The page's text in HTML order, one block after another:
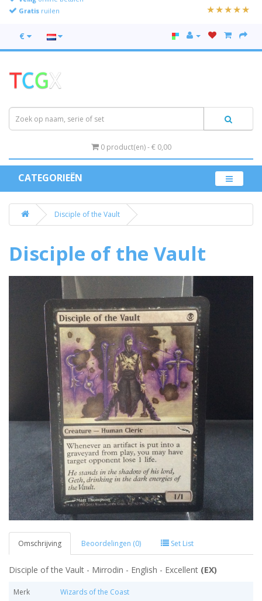
Gratis ruilen
€
0 product(en) - € 0,00
CATEGORIEËN
Disciple of the Vault
Disciple of the Vault
Omschrijving Beoordelingen (0) Set List
Disciple of the Vault - Mirrodin - English - Excellent (EX)
Merk
Wizards of the Coast